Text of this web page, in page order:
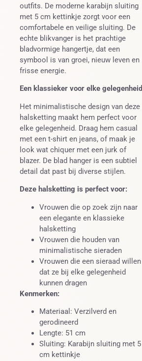
outfits. De moderne karabijn sluiting
met 5 cm kettinkje zorgt voor een
comfortabele en veilige sluiting. De
echte blikvanger is het prachtige
bladvormige hangertje, dat een
symbool is van groei, nieuw leven en
frisse energie.
Een klassieker voor elke gelegenheid
Het minimalistische design van deze
halsketting maakt hem perfect voor
elke gelegenheid. Draag hem casual
met een t-shirt en jeans, of maak je
look wat chiquer met een jurk of
blazer. De blad hanger is een subtiel
detail dat past bij diverse stijlen.
Deze halsketting is perfect voor:
Vrouwen die op zoek zijn naar
een elegante en klassieke
halsketting
Vrouwen die houden van
minimalistische sieraden
Vrouwen die een sieraad willen
dat ze bij elke gelegenheid
kunnen dragen
Kenmerken:
Materiaal: Verzilverd en
gerodineerd
Lengte: 51 cm
Sluiting: Karabijn sluiting met 5
cm kettinkje